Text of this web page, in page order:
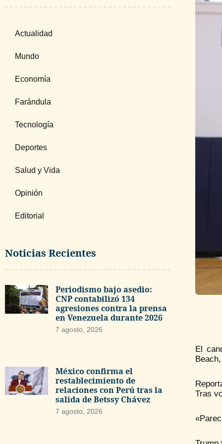
Actualidad
Mundo
Economía
Farándula
Tecnología
Deportes
Salud y Vida
Opinión
Editorial
Noticias Recientes
Periodismo bajo asedio:
CNP contabilizó 134
agresiones contra la prensa
en Venezuela durante 2026
7 agosto, 2026
México confirma el
restablecimiento de
relaciones con Perú tras la
salida de Betssy Chávez
7 agosto, 2026
El
Tras